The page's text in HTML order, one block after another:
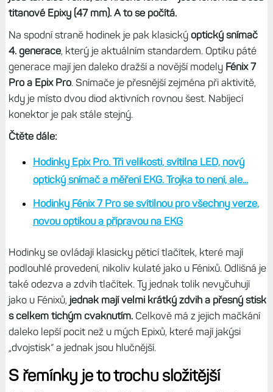
nacházejí šroubky, tak že ty nejsou tak výrazné.
provedení je navíc moc hezké, hodinky nepůsobí tak
outdoorově a mohutně.
Hodinky jsou stejně „tlusté“ jako právě Fénixy a mají i
stejný průměr lunety – když dáte vedle sebe Instinct 2X a
Fénix 7X, tak budou mít fyzicky stejné rozměry. Čím se ale
liší, je hmotnost. Zatímco titanové F7X váží 89 gramů s
řemínkem a 61 gramů bez řemínku, I2X mají 67 gramů s
řemínkem a 45 gramů bez řemínku (vč. stěžejek).
jsou tak sice velké, ale krásně lehké – jsou lehčí než třeba
titanové Epixy (47 mm). A to se počítá.
4. generace, který je aktuálním standardem. Optiku páté
generace mají jen daleko dražší a novější modely
kdy je místo dvou diod aktivních rovnou šest. Nabíjecí
konektor je pak stále stejný.
Čtěte dále:
Hodinky Epix Pro. Tři velikosti, svítilna LED, nový
optický snímač a měření EKG. Trojka to není, ale...
novou optikou a přípravou na EKG